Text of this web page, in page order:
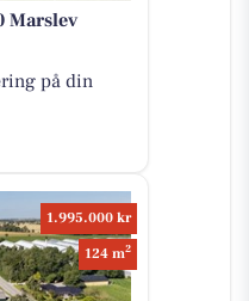
Marslev
på din
1.995.000 kr
124 m2